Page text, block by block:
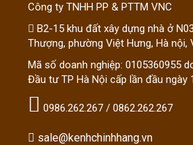
Công ty TNHH PP & PTTM VNC
B2-15 khu đất xây dựng nhà ở
Thượng, phường Việt Hưng, Hà nội,
Mã số doanh nghiệp: 0105360955
Đầu tư TP Hà Nội cấp lần đầu ngày
0986.262.267 / 0862.262.267
sale@kenhchinhhang.vn